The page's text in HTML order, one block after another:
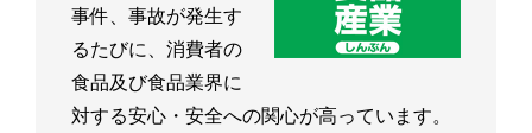
事件、事故が発生す
るたびに、消費者の
食品及び食品業界に
対する安心・安全への関心が高っています。